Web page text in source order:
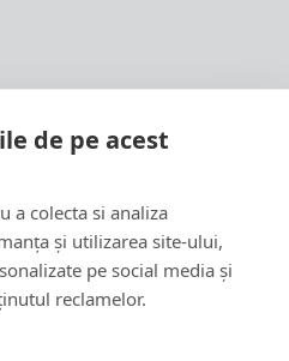
de pe acest
a colecta si analiza
și utilizarea site-ului,
pe social media și
reclamelor.